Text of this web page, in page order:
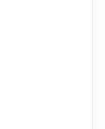
มาอย่างดี
ระดับความ
แล้ว อยากให้
ราคาค่ะ คุ้ม